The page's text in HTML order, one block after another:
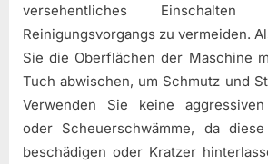
versehentliches
Reinigungsvorgangs zu vermeiden.
Sie die Oberflächen der Maschine
Tuch abwischen, um Schmutz und
Verwenden Sie keine aggressiven
oder Scheuerschwämme, da
beschädigen oder Kratzer